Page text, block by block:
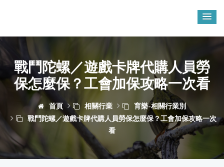
戰鬥陀螺／遊戲卡牌代購人員勞
保怎麼保？工會加保攻略一次看
首頁 相關行業
育樂-相關行業別
戰鬥陀螺／遊戲卡牌代購人員勞保怎麼保？工會加保攻略一次
看